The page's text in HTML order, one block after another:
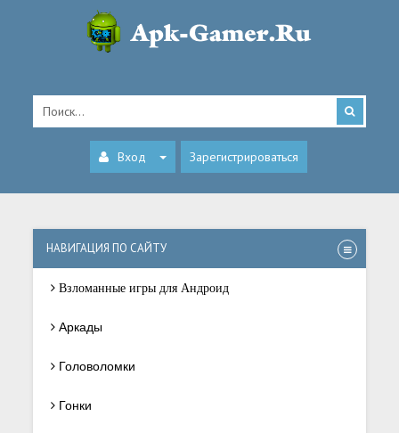
Вход Зарегистрироваться
НАВИГАЦИЯ ПО САЙТУ
Взломанные игры для Андроид
Аркады
Головоломки
Гонки